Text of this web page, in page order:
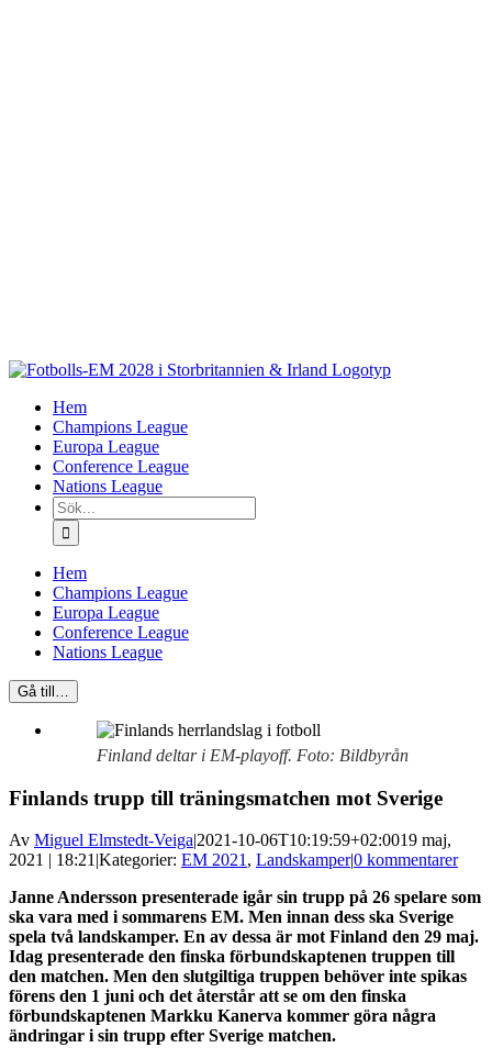
Hem
Champions League
Europa League
Conference League
Nations League
Sök
efter:
Hem
Champions League
Europa League
Conference League
Nations League
Gå till…
Finland deltar i EM-playoff. Foto: Bildbyrån
Finlands trupp till träningsmatchen mot Sverige
Av Miguel Elmstedt-Veiga|2021-10-06T10:19:59+02:0019 maj,
2021 | 18:21|Kategorier: EM 2021, Landskamper|0 kommentarer
Janne Andersson presenterade igår sin trupp på 26 spelare som
ska vara med i sommarens EM. Men innan dess ska Sverige
spela två landskamper. En av dessa är mot Finland den 29 maj.
Idag presenterade den finska förbundskaptenen truppen till
den matchen. Men den slutgiltiga truppen behöver inte spikas
förens den 1 juni och det återstår att se om den finska
förbundskaptenen Markku Kanerva kommer göra några
ändringar i sin trupp efter Sverige matchen.